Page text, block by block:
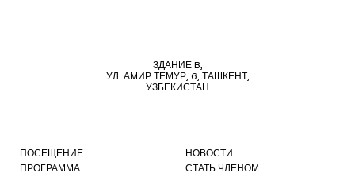
ЗДАНИЕ B,
УЛ. АМИР ТЕМУР, 6, ТАШКЕНТ,
УЗБЕКИСТАН
ПОСЕЩЕНИЕ
ПРОГРАММА
НОВОСТИ
СТАТЬ ЧЛЕНОМ